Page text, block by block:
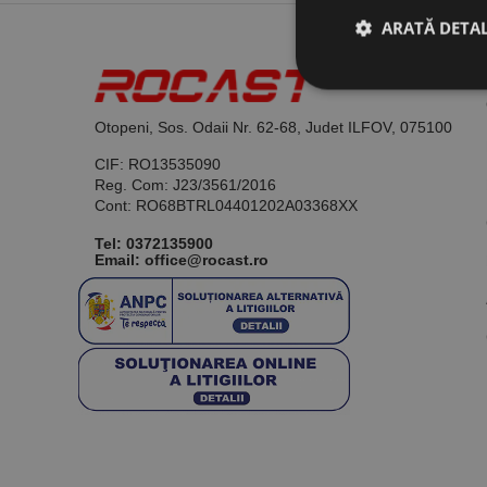
Otopeni, Sos. Odaii Nr. 62-68, Judet ILFOV, 075100
CIF: RO13535090
Reg. Com: J23/3561/2016
Cont: RO68BTRL04401202A03368XX
Tel: 0372135900
Email: office@rocast.ro
ARATĂ
Cookie-urile strict
contului. Site-ul